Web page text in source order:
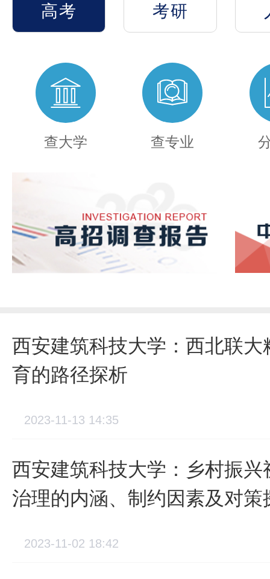
高考 考研
查大学 查专业
西安建筑科技大学：西北联
育的路径探析
2023-11-13 14:35
西安建筑科技大学：乡村振
治理的内涵、制约因素及对策
2023-11-02 18:42